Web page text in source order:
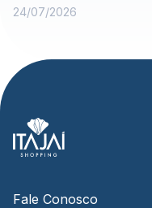
24/07/2026
Fale Conosco